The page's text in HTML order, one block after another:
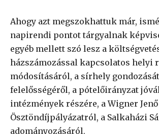
Ahogy azt megszokhattuk már,
napirendi pontot tárgyalnak
egyéb mellett szó lesz a
házszámozással kapcsolatos helyi
módosításáról, a sírhely
felelősségéről, a pótelőirányzat
intézmények részére, a Wigner
Ösztöndíjpályázatról, a Salkaházi
adományozásáról.